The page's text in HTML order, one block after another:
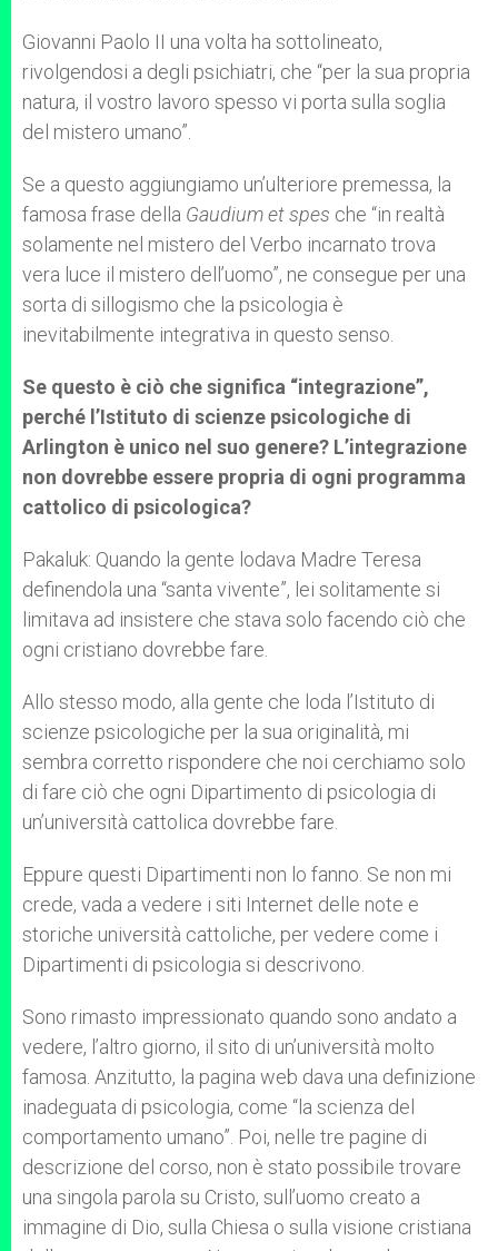
Giovanni Paolo II una volta ha sottolineato,
rivolgendosi a degli psichiatri, che “per la sua propria
natura, il vostro lavoro spesso vi porta sulla soglia
del mistero umano”.
Se a questo aggiungiamo un’ulteriore premessa, la
famosa frase della Gaudium et spes che “in realtà
solamente nel mistero del Verbo incarnato trova
vera luce il mistero dell’uomo”, ne consegue per una
sorta di sillogismo che la psicologia è
inevitabilmente integrativa in questo senso.
Se questo è ciò che significa “integrazione”,
perché l’Istituto di scienze psicologiche di
Arlington è unico nel suo genere? L’integrazione
non dovrebbe essere propria di ogni programma
cattolico di psicologica?
Pakaluk: Quando la gente lodava Madre Teresa
definendola una “santa vivente”, lei solitamente si
limitava ad insistere che stava solo facendo ciò che
ogni cristiano dovrebbe fare.
Allo stesso modo, alla gente che loda l’Istituto di
scienze psicologiche per la sua originalità, mi
sembra corretto rispondere che noi cerchiamo solo
di fare ciò che ogni Dipartimento di psicologia di
un’università cattolica dovrebbe fare.
Eppure questi Dipartimenti non lo fanno. Se non mi
crede, vada a vedere i siti Internet delle note e
storiche università cattoliche, per vedere come i
Dipartimenti di psicologia si descrivono.
Sono rimasto impressionato quando sono andato a
vedere, l’altro giorno, il sito di un’università molto
famosa. Anzitutto, la pagina web dava una definizione
inadeguata di psicologia, come “la scienza del
comportamento umano”. Poi, nelle tre pagine di
descrizione del corso, non è stato possibile trovare
una singola parola su Cristo, sull’uomo creato a
immagine di Dio, sulla Chiesa o sulla visione cristiana